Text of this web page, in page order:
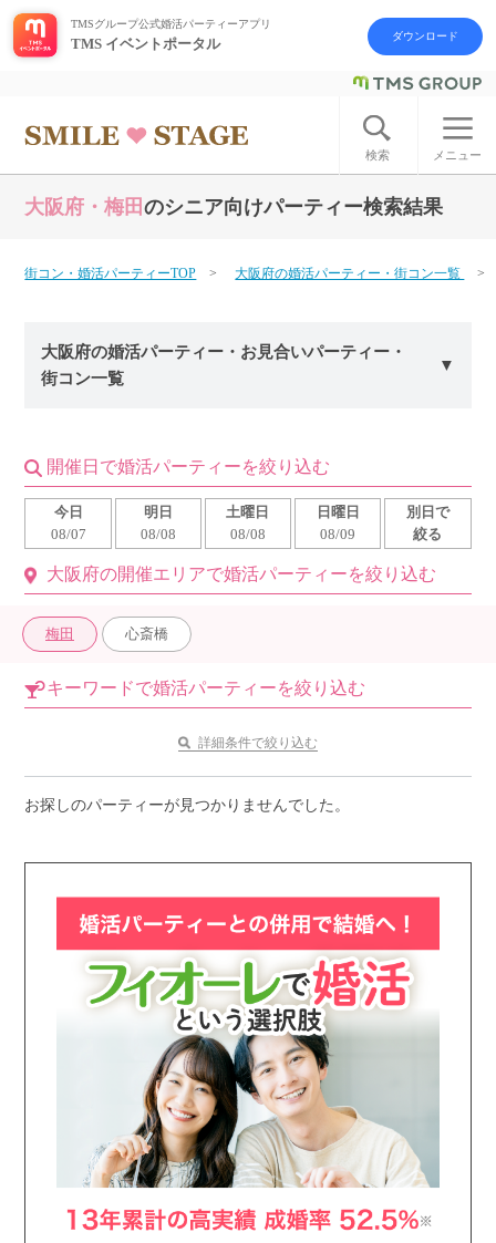
ログイン アカウント登録
はじめての方へ
今週の婚活パーティー
よくあるご質問
お問い合わせ
利用規約
個人情報保護方針launch
子どもの安全基準に関するポリシー
公式アカウントで最新情報を配信中！
約1,300店の中から
おすすめの優良結婚相談所をご紹介
個人情報保護のため
プライバシーマークを取得しております
TMSグループ公式婚活パーティーアプリ
TMS イベントポータル ダウンロード
検索 メニュー
大阪府・梅田のシニア向けパーティー検索結果
街コン・婚活パーティーTOP 大阪府の婚活パーティー・街コン一覧
大阪府の婚活パーティー・お見合いパーティー・
街コン一覧
開催日で婚活パーティーを絞り込む
今日
08/07
明日
08/08
土曜日
08/08
日曜日
08/09
別日で
絞る
大阪府の開催エリアで婚活パーティーを絞り込む
梅田 心斎橋
キーワードで婚活パーティーを絞り込む
詳細条件で絞り込む
お探しのパーティーが見つかりませんでした。